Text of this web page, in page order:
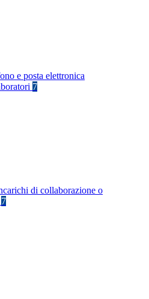
e posta elettronica
7
di collaborazione o
7